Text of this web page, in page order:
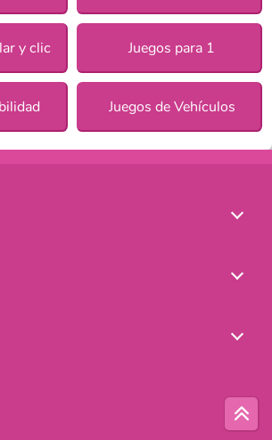
y clic Juegos para 1
Juegos de Vehículos